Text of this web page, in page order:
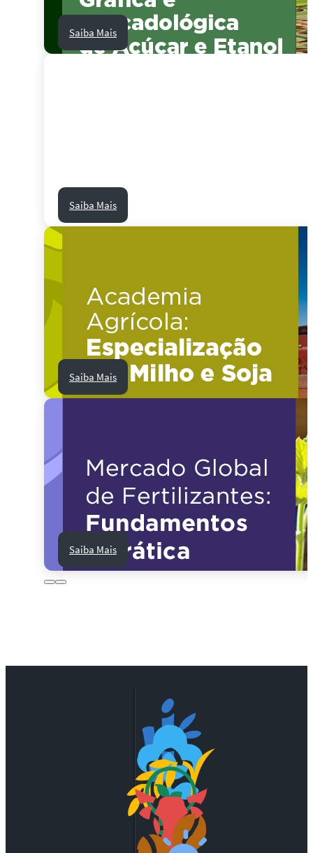
Saiba Mais
Saiba Mais
Saiba Mais
Saiba Mais